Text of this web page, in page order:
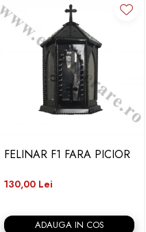
FELINAR F1 FARA PICIOR
130,00 Lei
ADAUGA IN COS